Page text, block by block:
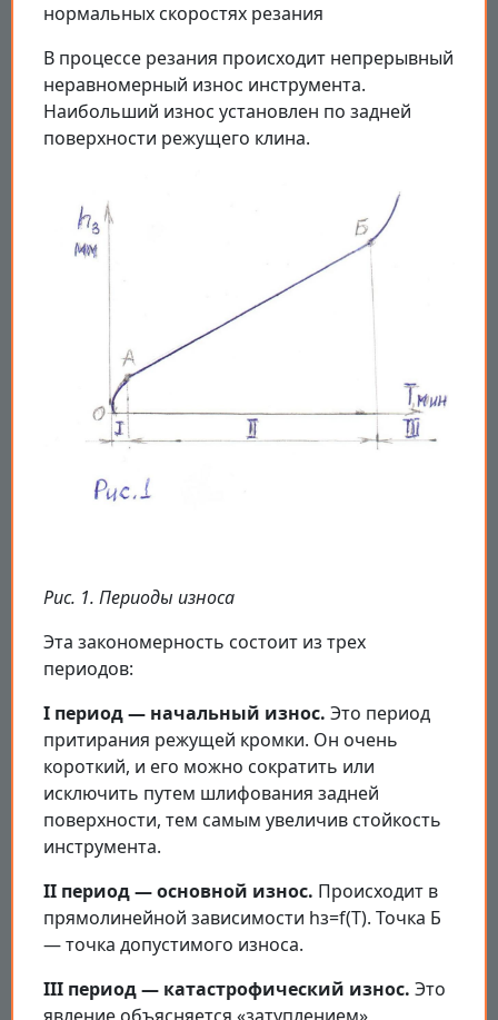
нормальных скоростях резания
В процессе резания происходит непрерывный
неравномерный износ инструмента.
Наибольший износ установлен по задней
поверхности режущего клина.
Рис. 1. Периоды износа
Эта закономерность состоит из трех
периодов:
I период — начальный износ. Это период
притирания режущей кромки. Он очень
короткий, и его можно сократить или
исключить путем шлифования задней
поверхности, тем самым увеличив стойкость
инструмента.
II период — основной износ. Происходит в
прямолинейной зависимости hз=f(Т). Точка Б
— точка допустимого износа.
III период — катастрофический износ. Это